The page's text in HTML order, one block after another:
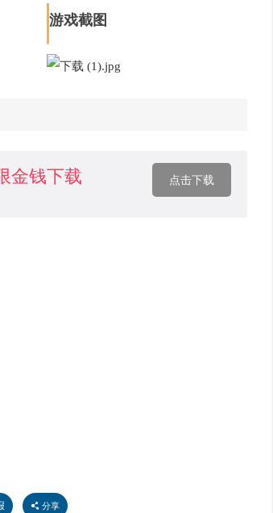
游戏截图
金钱下载 点击下载
分享